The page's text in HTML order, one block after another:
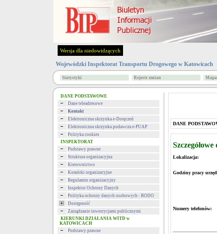
Wersja dla niedowidzących
Wojewódzki Inspektorat Transportu Drogowego w Katowicach
Statystyki Rejestr zmian
DANE PODSTAWOWE
Dane teleadresowe
Kontakt
Elektroniczna skrzynka e-Doręczeń
Elektroniczna skrzynka podawcza e-PUAP
Polityka cookies
INSPEKTORAT
Podstawy prawne
Struktura organizacyjna
Kierownictwo
Komórki organizacyjne
Regulamin organizacyjny
Inspektor Ochrony Danych
Polityka ochrony danych osobowych - RODO
Dostępność
Zarządzanie inwestycjami publicznymi
KIERUNKI DZIAŁANIA WITD w
KATOWICACH
Podstawy prawne
DANE
Lokalizacja:
Godziny pracy
Numery telefonów: